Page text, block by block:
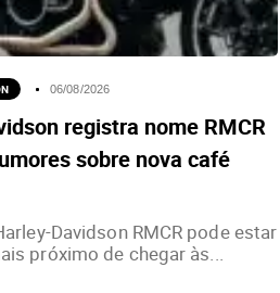
06/08/2026
registra nome RMCR
sobre nova café
Davidson RMCR pode estar
próximo de chegar às...